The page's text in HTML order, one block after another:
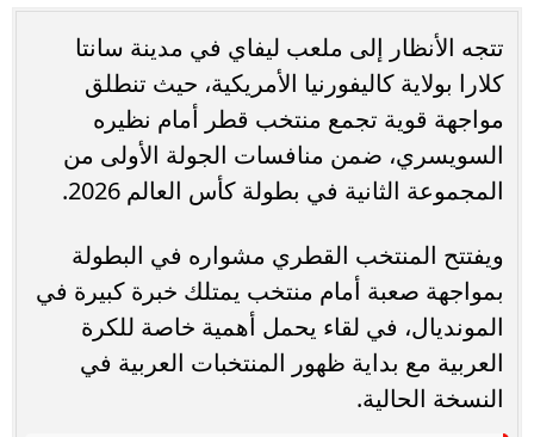
تتجه الأنظار إلى ملعب ليفاي في مدينة سانتا
كلارا بولاية كاليفورنيا الأمريكية، حيث تنطلق
مواجهة قوية تجمع منتخب قطر أمام نظيره
السويسري، ضمن منافسات الجولة الأولى من
المجموعة الثانية في بطولة كأس العالم 2026.
ويفتتح المنتخب القطري مشواره في البطولة
بمواجهة صعبة أمام منتخب يمتلك خبرة كبيرة في
المونديال، في لقاء يحمل أهمية خاصة للكرة
العربية مع بداية ظهور المنتخبات العربية في
النسخة الحالية.